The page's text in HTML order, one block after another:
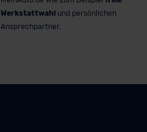
Werkstattwahl und persönlichen
Ansprechpartner.